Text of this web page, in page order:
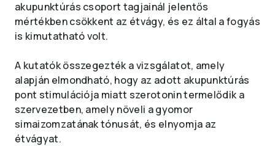
akupunktúrás csoport tagjainál jelentős
mértékben csökkent az étvágy, és ez által a fogyás
is kimutatható volt.
A kutatók összegezték a vizsgálatot, amely
alapján elmondható, hogy az adott akupunktúrás
pont stimulációja miatt szerotonin termelődik a
szervezetben, amely növeli a gyomor
simaizomzatának tónusát, és elnyomja az
étvágyat.